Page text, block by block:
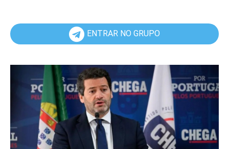
ENTRAR NO GRUPO